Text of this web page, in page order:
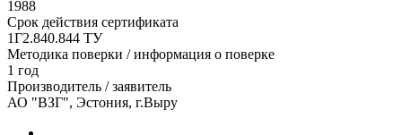
1988
Срок действия сертификата
1Г2.840.844 ТУ
Методика поверки / информация о поверке
1 год
Производитель / заявитель
АО "ВЗГ", Эстония, г.Выру